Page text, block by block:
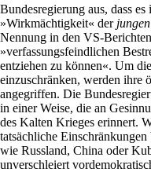
Bundesregierung aus, dass
»Wirkmächtigkeit« der
Nennung in den VS-
»verfassungsfeindlichen
entziehen zu können«. Um
einzuschränken, werden ihre
angegriffen. Die
in einer Weise, die an
des Kalten Krieges erinnert.
tatsächliche
wie Russland, China oder
unverschleiert